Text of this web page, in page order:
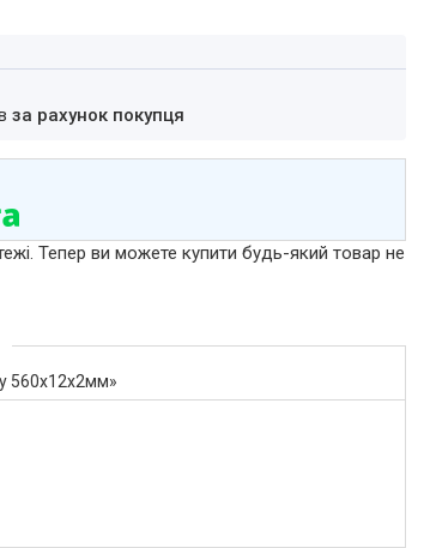
за рахунок покупця
Тепер ви можете купити будь-який товар не
560х12х2мм»